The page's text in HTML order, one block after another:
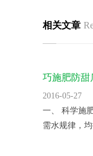
相关文章
巧施肥防甜
2016-05-27
一、 科学施
需水规律，